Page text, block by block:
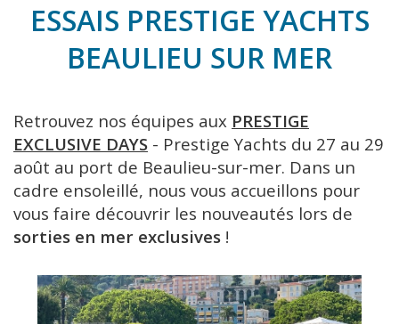
ESSAIS PRESTIGE YACHTS
BEAULIEU SUR MER
Retrouvez nos équipes aux PRESTIGE
EXCLUSIVE DAYS - Prestige Yachts du 27 au 29
août au port de Beaulieu-sur-mer. Dans un
cadre ensoleillé, nous vous accueillons pour
vous faire découvrir les nouveautés lors de
sorties en mer exclusives !